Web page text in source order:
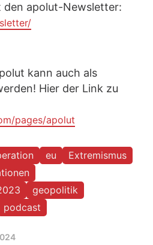
den apolut-Newsletter:
kann auch als
Hier der Link zu
pages/apolut
eu
Extremismus
geopolitik
podcast